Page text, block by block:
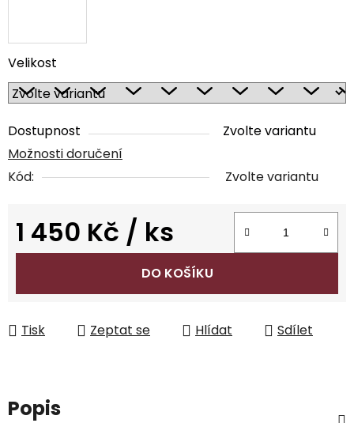
Velikost
Dostupnost
Zvolte variantu
Možnosti doručení
Kód:
Zvolte variantu
1 450 Kč / ks
Měrná cena:
DO KOŠÍKU
Tisk Zeptat se Hlídat Sdílet
Popis